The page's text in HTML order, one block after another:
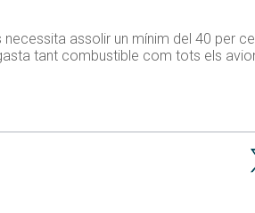
assolir un mínim del 40 per
tant combustible com tots els